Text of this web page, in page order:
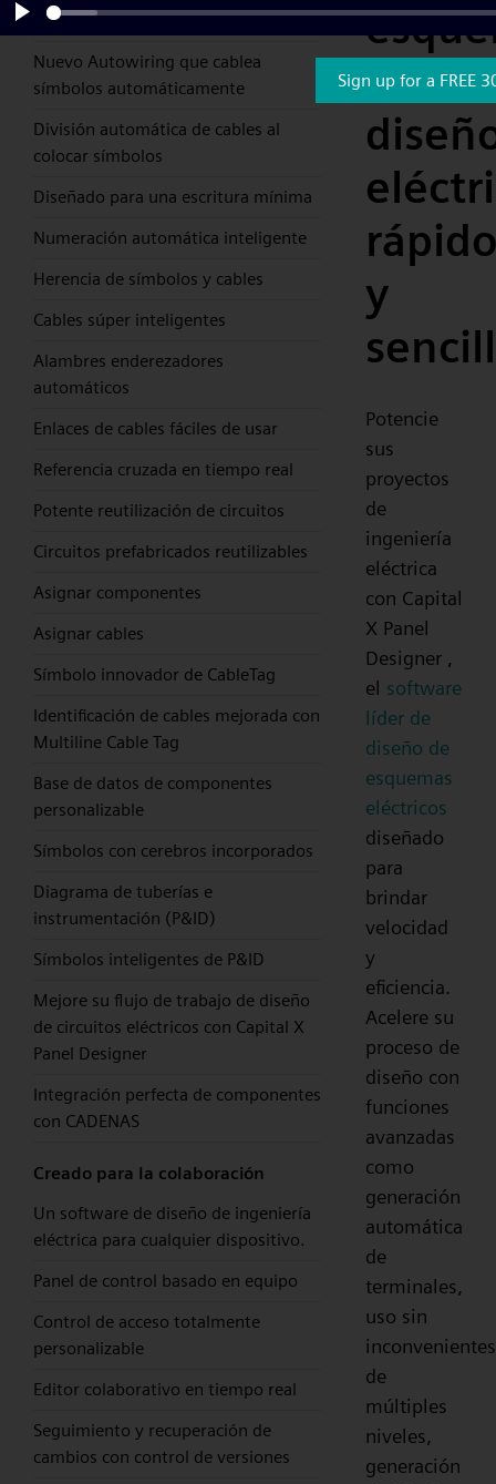
simplemente arrastrar y soltar
Nuevo Autowiring que cablea
símbolos automáticamente
División automática de cables al
colocar símbolos
Diseñado para una escritura mínima
Numeración automática inteligente
Herencia de símbolos y cables
Cables súper inteligentes
Alambres enderezadores
automáticos
Enlaces de cables fáciles de usar
Referencia cruzada en tiempo real
Potente reutilización de circuitos
Circuitos prefabricados reutilizables
Asignar componentes
Asignar cables
Símbolo innovador de CableTag
Identificación de cables mejorada con
Multiline Cable Tag
Base de datos de componentes
personalizable
Símbolos con cerebros incorporados
Diagrama de tuberías e
instrumentación (P&ID)
Símbolos inteligentes de P&ID
Mejore su flujo de trabajo de diseño
de circuitos eléctricos con Capital X
Panel Designer
Integración perfecta de componentes
con CADENAS
Creado para la colaboración
Un software de diseño de ingeniería
eléctrica para cualquier dispositivo.
Panel de control basado en equipo
Control de acceso totalmente
personalizable
Editor colaborativo en tiempo real
Seguimiento y recuperación de
cambios con control de versiones
y
Potencie
sus
proyectos
de
ingeniería
eléctrica
con Capital
X Panel
Designer ,
el software
líder de
diseño de
esquemas
eléctricos
diseñado
para
brindar
velocidad
y
eficiencia.
Acelere su
proceso de
diseño con
funciones
avanzadas
como
generación
automática
de
terminales,
uso sin
inconvenientes
de
múltiples
niveles,
generación
Play
Sign up for a FREE